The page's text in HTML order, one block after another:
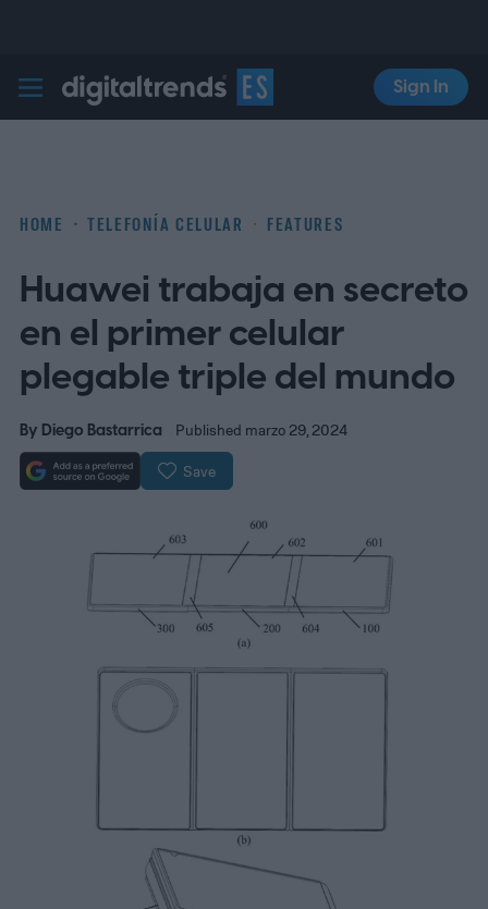
Digital Trends Español
Sign In
HOME TELEFONÍA CELULAR FEATURES
Huawei trabaja en secreto
en el primer celular
plegable triple del mundo
By Diego Bastarrica Published marzo 29, 2024
Save